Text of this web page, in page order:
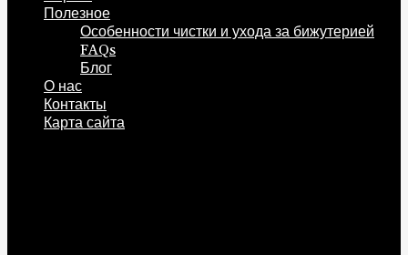
Полезное
Особенности чистки и ухода за бижутерией
FAQs
Блог
О нас
Контакты
Карта сайта